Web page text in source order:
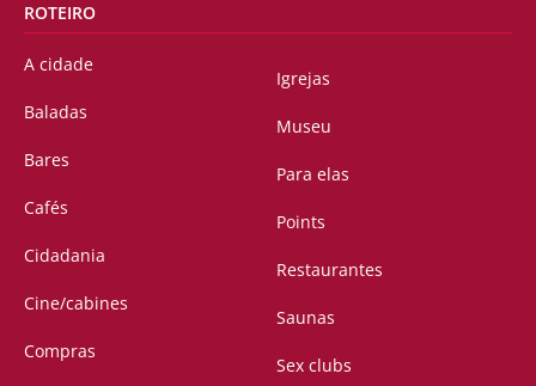
ROTEIRO
A cidade
Baladas
Bares
Cafés
Cidadania
Cine/cabines
Compras
Igrejas
Museu
Para elas
Points
Restaurantes
Saunas
Sex clubs